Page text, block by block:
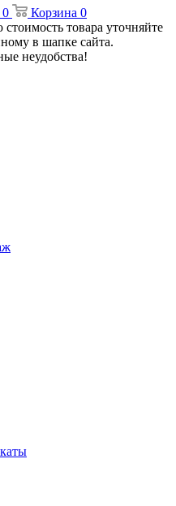
0 Корзина 0
товара уточняйте
в шапке сайта.
неудобства!